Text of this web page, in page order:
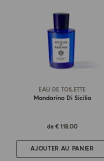
EAU DE TOILETTE
Mandarino Di Sicilia
de€ 118.00
AJOUTER AU PANIER